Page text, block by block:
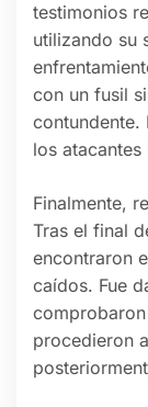
testimonios
utilizando su
con un fusil
contundente.
los
Finalmente,
Tras el final
encontraron
caídos. Fue
procedieron